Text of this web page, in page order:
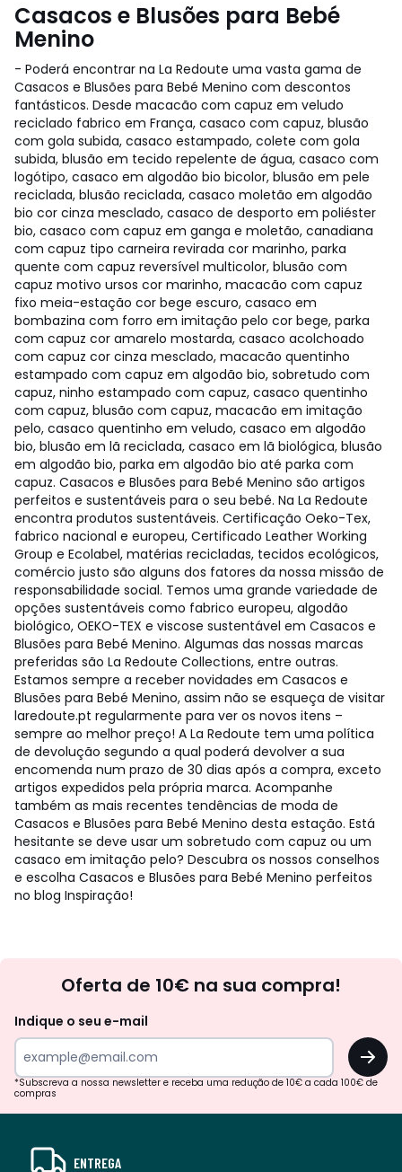
Casacos e Blusões para Bebé
Menino
- Poderá encontrar na La Redoute uma vasta gama de
Casacos e Blusões para Bebé Menino com descontos
fantásticos. Desde macacão com capuz em veludo
reciclado fabrico em França, casaco com capuz, blusão
com gola subida, casaco estampado, colete com gola
subida, blusão em tecido repelente de água, casaco com
logótipo, casaco em algodão bio bicolor, blusão em pele
reciclada, blusão reciclada, casaco moletão em algodão
bio cor cinza mesclado, casaco de desporto em poliéster
bio, casaco com capuz em ganga e moletão, canadiana
com capuz tipo carneira revirada cor marinho, parka
quente com capuz reversível multicolor, blusão com
capuz motivo ursos cor marinho, macacão com capuz
fixo meia-estação cor bege escuro, casaco em
bombazina com forro em imitação pelo cor bege, parka
com capuz cor amarelo mostarda, casaco acolchoado
com capuz cor cinza mesclado, macacão quentinho
estampado com capuz em algodão bio, sobretudo com
capuz, ninho estampado com capuz, casaco quentinho
com capuz, blusão com capuz, macacão em imitação
pelo, casaco quentinho em veludo, casaco em algodão
bio, blusão em lã reciclada, casaco em lã biológica, blusão
em algodão bio, parka em algodão bio até parka com
capuz. Casacos e Blusões para Bebé Menino são artigos
perfeitos e sustentáveis para o seu bebé. Na La Redoute
encontra produtos sustentáveis. Certificação Oeko-Tex,
fabrico nacional e europeu, Certificado Leather Working
Group e Ecolabel, matérias recicladas, tecidos ecológicos,
comércio justo são alguns dos fatores da nossa missão de
responsabilidade social. Temos uma grande variedade de
opções sustentáveis como fabrico europeu, algodão
biológico, OEKO-TEX e viscose sustentável em Casacos e
Blusões para Bebé Menino. Algumas das nossas marcas
preferidas são La Redoute Collections, entre outras.
Estamos sempre a receber novidades em Casacos e
Blusões para Bebé Menino, assim não se esqueça de visitar
laredoute.pt regularmente para ver os novos itens –
sempre ao melhor preço! A La Redoute tem uma política
de devolução segundo a qual poderá devolver a sua
encomenda num prazo de 30 dias após a compra, exceto
artigos expedidos pela própria marca. Acompanhe
também as mais recentes tendências de moda de
Casacos e Blusões para Bebé Menino desta estação. Está
hesitante se deve usar um sobretudo com capuz ou um
casaco em imitação pelo? Descubra os nossos conselhos
e escolha Casacos e Blusões para Bebé Menino perfeitos
no blog Inspiração!
Oferta de 10€ na sua compra!
Indique o seu e-mail
OK
*Subscreva a nossa newsletter e receba uma redução de 10€ a cada 100€ de
compras
ENTREGA